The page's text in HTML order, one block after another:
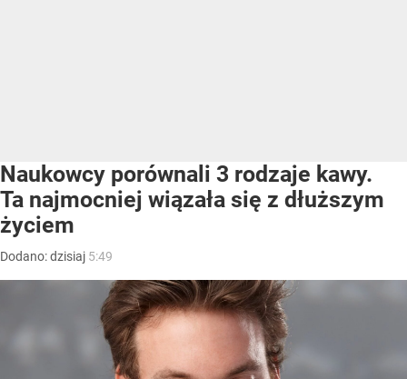
Naukowcy porównali 3 rodzaje kawy.
Ta najmocniej wiązała się z dłuższym
życiem
Dodano:dzisiaj 5:49